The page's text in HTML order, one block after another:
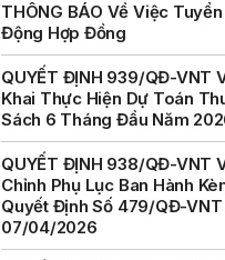
THÔNG BÁO Về Việc
Động Hợp Đồng
QUYẾT ĐỊNH 939/QĐ-VNT
Khai Thực Hiện Dự Toán
Sách 6 Tháng Đầu Năm
QUYẾT ĐỊNH 938/QĐ-VNT
Chỉnh Phụ Lục Ban Hành
Quyết Định Số 479/QĐ-
07/04/2026